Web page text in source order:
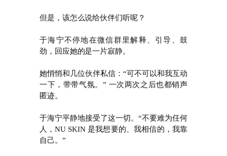
但是，该怎么说给伙伴们听呢？
于海宁不停地在微信群里解释、引导、鼓
劲，回应她的是一片寂静。
她悄悄和几位伙伴私信：“可不可以和我互动
一下，带带气氛。” 一次两次之后也都销声
匿迹。
于海宁平静地接受了这一切。“不要难为任何
人，NU SKIN 是我想要的、我相信的，我靠
自己。”